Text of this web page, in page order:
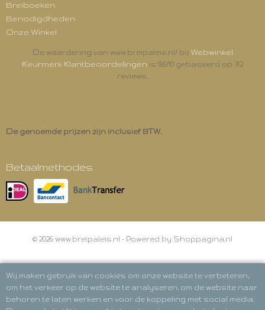
Breiboeken
Benodigdheden
Onze Winkel
De waardering van www.breipaleis.nl/ bij Webwinkel
Keurmerk Klantbeoordelingen is 9.6/10 gebaseerd op 312
reviews.
De genoemde prijzen zijn inclusief BTW.
Betaalmethodes
© 2026 www.breipaleis.nl - Powered by Shoppagina.nl
Wij maken gebruik van cookies om onze website te verbeteren,
om het verkeer op de website te analyseren, om de website naar
behoren te laten werken en voor de koppeling met social media.